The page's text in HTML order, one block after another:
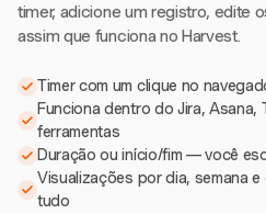
timer, adicione um registro, edite
assim que funciona no Harvest.
Timer com um clique no
Funciona dentro do Jira, Asana,
ferramentas
Duração ou início/fim — você
Visualizações por dia, semana
tudo